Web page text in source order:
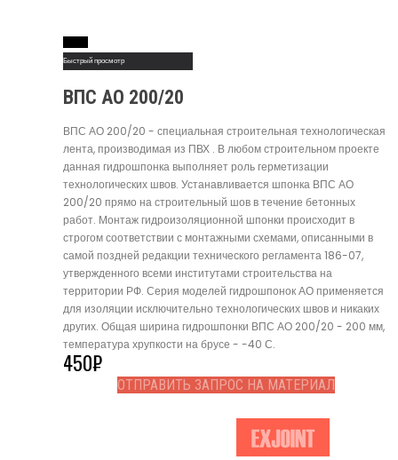
Быстрый просмотр
ВПС АО 200/20
ВПС АО 200/20 - специальная строительная технологическая
лента, производимая из ПВХ . В любом строительном проекте
данная гидрошпонка выполняет роль герметизации
технологических швов. Устанавливается шпонка ВПС АО
200/20 прямо на строительный шов в течение бетонных
работ. Монтаж гидроизоляционной шпонки происходит в
строгом соответствии с монтажными схемами, описанными в
самой поздней редакции технического регламента 186-07,
утвержденного всеми институтами строительства на
территории РФ. Серия моделей гидрошпонок АО применяется
для изоляции исключительно технологических швов и никаких
других. Общая ширина гидрошпонки ВПС АО 200/20 - 200 мм,
температура хрупкости на брусе - -40 С.
450₽
ОТПРАВИТЬ ЗАПРОС НА МАТЕРИАЛ